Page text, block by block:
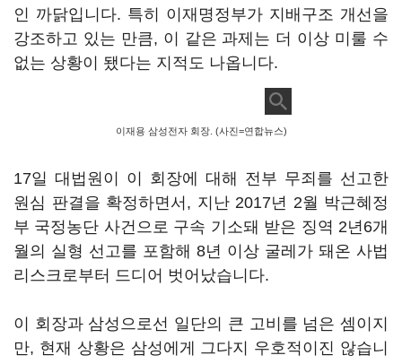
인 까닭입니다. 특히 이재명정부가 지배구조 개선을
강조하고 있는 만큼, 이 같은 과제는 더 이상 미룰 수
없는 상황이 됐다는 지적도 나옵니다.
이재용 삼성전자 회장. (사진=연합뉴스)
17일 대법원이 이 회장에 대해 전부 무죄를 선고한
원심 판결을 확정하면서, 지난 2017년 2월 박근혜정
부 국정농단 사건으로 구속 기소돼 받은 징역 2년6개
월의 실형 선고를 포함해 8년 이상 굴레가 돼온 사법
리스크로부터 드디어 벗어났습니다.
이 회장과 삼성으로선 일단의 큰 고비를 넘은 셈이지
만, 현재 상황은 삼성에게 그다지 우호적이진 않습니